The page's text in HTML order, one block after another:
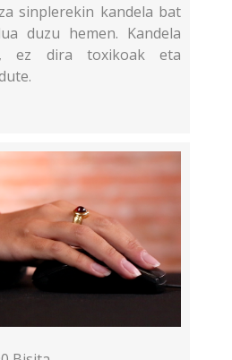
sinplerekin kandela bat
duzu hemen. Kandela
ez dira toxikoak eta